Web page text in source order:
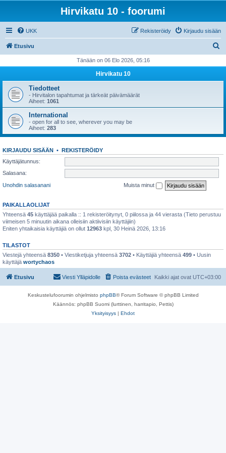
Hirvikatu 10 - foorumi
UKK Kirjaudu sisään
Rekisteröidy
Etusivu
i
Tänään on 06 Elo 2026, 05:16
Hirvikatu 10
Tiedotteet
- Hirvitalon tapahtumat ja tärkeät päivämäärät
Aiheet: 1061
International
- open for all to see, wherever you may be
Aiheet: 283
KIRJAUDU SISÄÄN • REKISTERÖIDY
Käyttäjätunnus:
Salasana:
Unohdin salasanani
Muista minut
PAIKALLAOLIJAT
Yhteensä 45 käyttäjää paikalla :: 1 rekisteröitynyt, 0 piilossa ja 44 vierasta (Tieto perustuu
viimeisen 5 minuutin aikana olleisiin aktiivisiin käyttäjiin)
Eniten yhtaikaisia käyttäjiä on ollut 12963 kpl, 30 Heinä 2026, 13:16
TILASTOT
Viestejä yhteensä 8350 • Viestiketjuja yhteensä 3702 • Käyttäjiä yhteensä 499 • Uusin
käyttäjä wortychaos
Etusivu Kaikki ajat ovat UTC+03:00
Poista evästeet
Viesti Ylläpidolle
Keskustelufoorumin ohjelmisto phpBB® Forum Software © phpBB Limited
Käännös: phpBB Suomi (lurttinen, harritapio, Pettis)
Yksityisyys | Ehdot